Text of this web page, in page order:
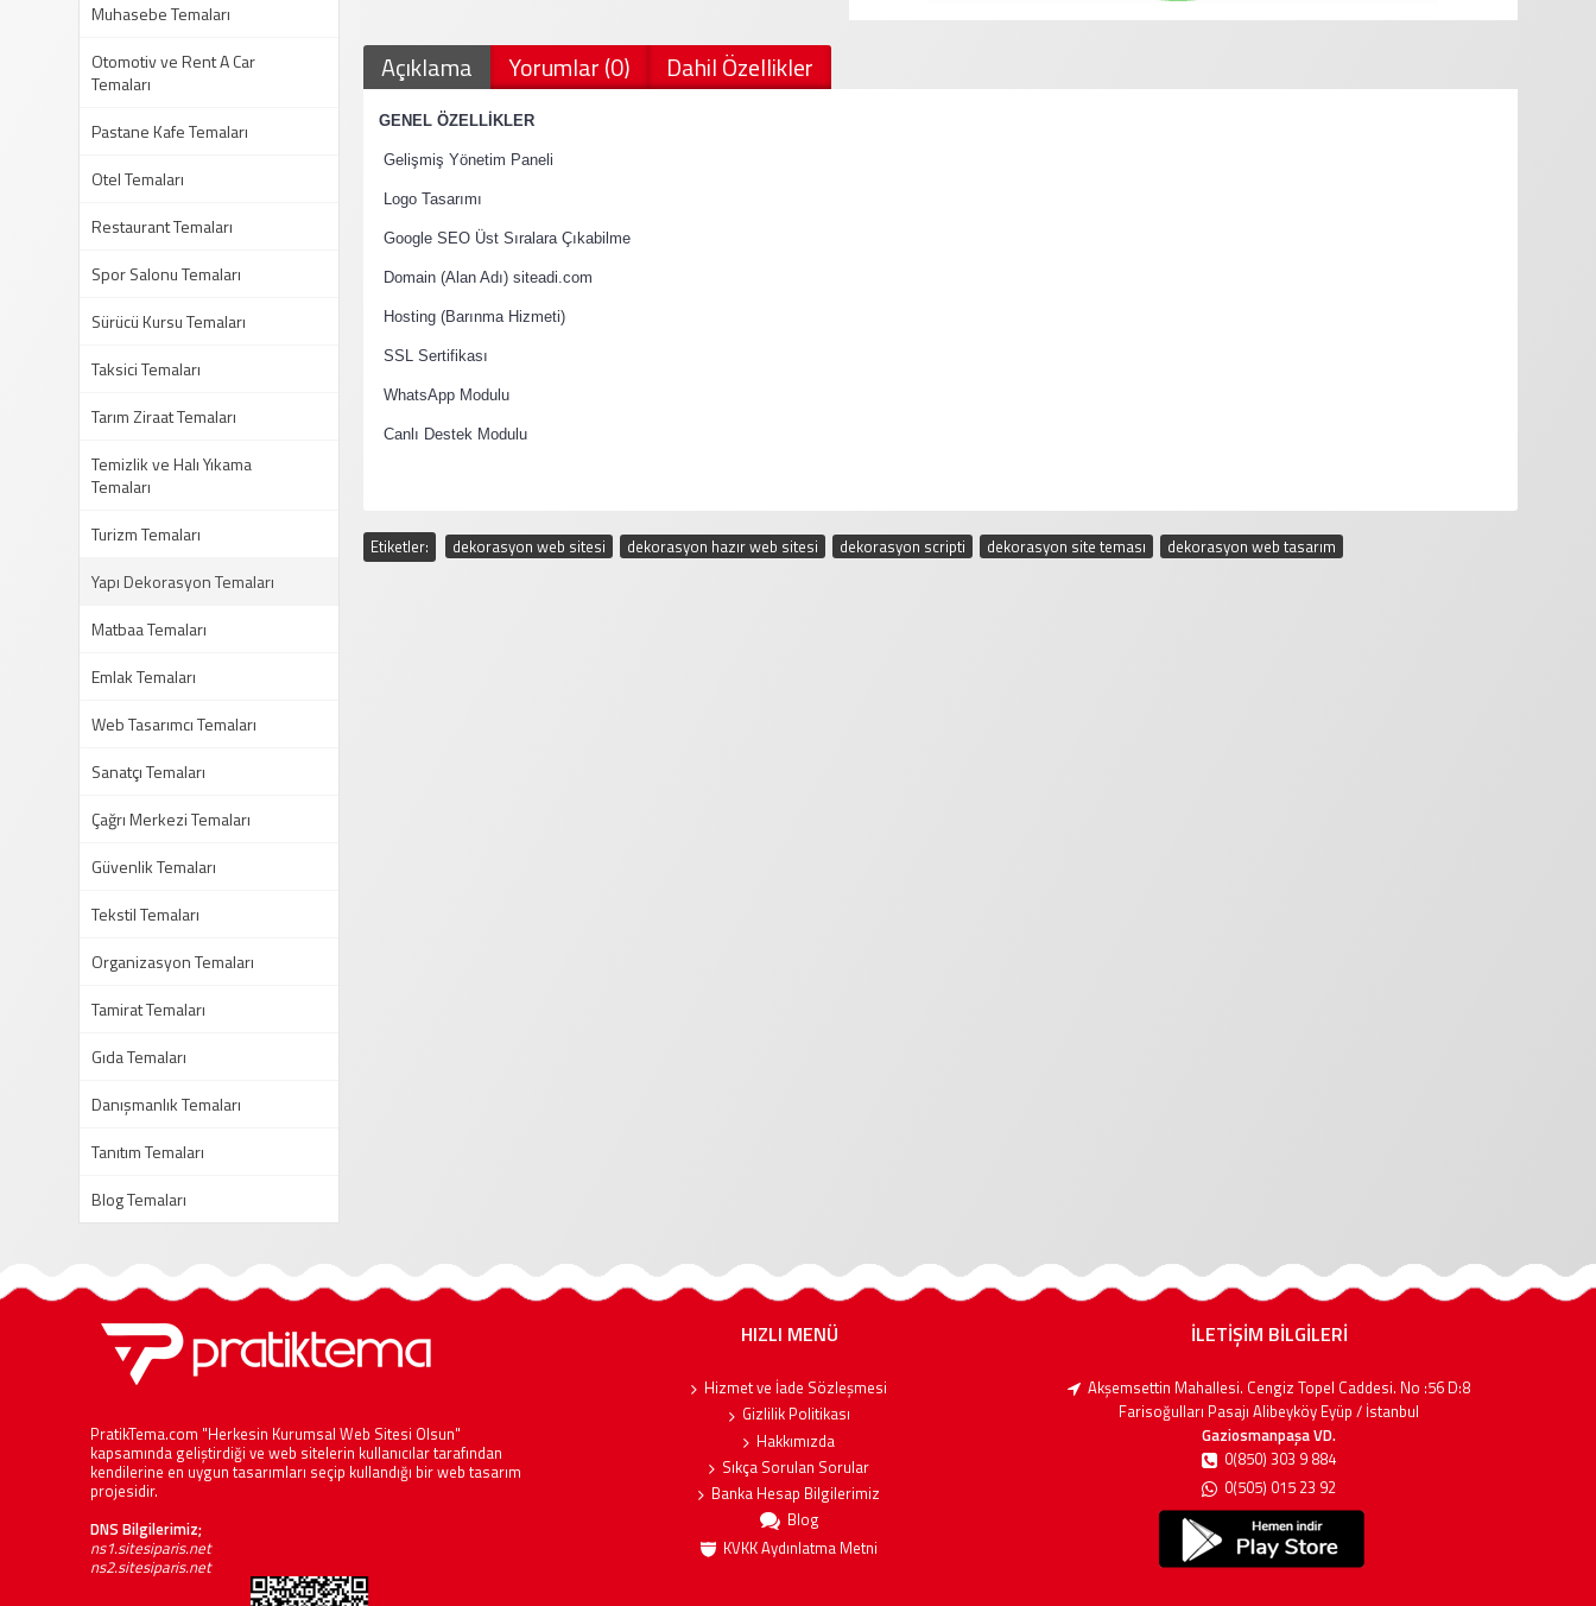
Muhasebe Temaları
Otomotiv ve Rent A Car
Temaları
Pastane Kafe Temaları
Otel Temaları
Restaurant Temaları
Spor Salonu Temaları
Sürücü Kursu Temaları
Taksici Temaları
Tarım Ziraat Temaları
Temizlik ve Halı Yıkama
Temaları
Turizm Temaları
Yapı Dekorasyon Temaları
Matbaa Temaları
Emlak Temaları
Web Tasarımcı Temaları
Sanatçı Temaları
Çağrı Merkezi Temaları
Güvenlik Temaları
Tekstil Temaları
Organizasyon Temaları
Tamirat Temaları
Gıda Temaları
Danışmanlık Temaları
Tanıtım Temaları
Blog Temaları
Açıklama Yorumlar (0) Dahil Özellikler
GENEL ÖZELLİKLER
Gelişmiş Yönetim Paneli
Logo Tasarımı
Google SEO Üst Sıralara Çıkabilme
Domain (Alan Adı) siteadi.com
Hosting (Barınma Hizmeti)
SSL Sertifikası
WhatsApp Modulu
Canlı Destek Modulu
Etiketler: dekorasyon web sitesi dekorasyon hazır web sitesi dekorasyon scripti dekorasyon site teması dekorasyon web tasarım
PratikTema.com "Herkesin Kurumsal Web Sitesi Olsun"
kapsamında geliştirdiği ve web sitelerin kullanıcılar tarafından
kendilerine en uygun tasarımları seçip kullandığı bir web tasarım
projesidir.
DNS Bilgilerimiz;
ns1.sitesiparis.net
ns2.sitesiparis.net
HIZLI MENÜ
Hizmet ve İade Sözleşmesi
Gizlilik Politikası
Hakkımızda
Sıkça Sorulan Sorular
Banka Hesap Bilgilerimiz
Blog
KVKK Aydınlatma Metni
İLETİŞİM BİLGİLERİ
Akşemsettin Mahallesi. Cengiz Topel Caddesi. No :56 D:8
Farisoğulları Pasajı Alibeyköy Eyüp / İstanbul
Gaziosmanpaşa VD.
0(850) 303 9 884
0(505) 015 23 92